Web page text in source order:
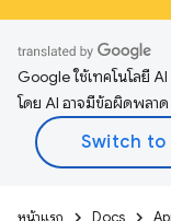
Google ใช้เทคโนโลยี
โดย AI อาจมีข้อผิดพลาด
หน้าแรก Docs